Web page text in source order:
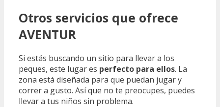
Otros servicios que ofrece
AVENTUR
Si estás buscando un sitio para llevar a los
peques, este lugar es perfecto para ellos. La
zona está diseñada para que puedan jugar y
correr a gusto. Así que no te preocupes, puedes
llevar a tus niños sin problema.